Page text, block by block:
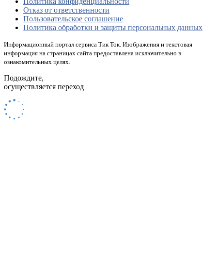
Отказ от ответственности
Пользовательское соглашение
Политика обработки и защиты персональных данных
Информационный портал сервиса Тик Ток. Изображения и текстовая
информация на страницах сайта предоставлена исключительно в
ознакомительных целях.
Подождите,
осуществляется переход